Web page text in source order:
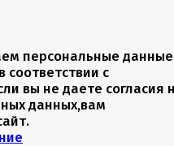
персональные данные
соответствии с
вы не даете согласия
данных,вам